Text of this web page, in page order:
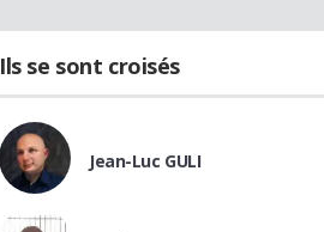
Ils se sont croisés
Jean-Luc GULI